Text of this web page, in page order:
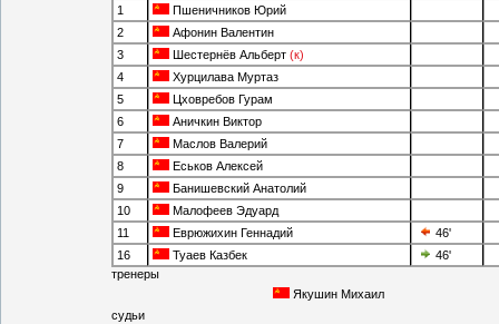
1
Пшеничников Юрий
2
Афонин Валентин
3
Шестернёв Альберт (к)
4
Хурцилава Муртаз
5
Цховребов Гурам
6
Аничкин Виктор
7
Маслов Валерий
8
Еськов Алексей
9
Банишевский Анатолий
10
Малофеев Эдуард
11
Еврюжихин Геннадий
46'
16
Туаев Казбек
46'
тренеры
Якушин Михаил
судьи